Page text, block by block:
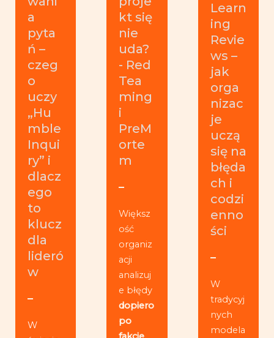
a
pyta
ń –
czeg
o
uczy
„Hu
mble
Inqui
ry” i
dlacz
ego
to
klucz
dla
lideró
w
W
kt się
nie
uda?
- Red
Tea
ming
i
PreM
orte
m
Większ
ość
organiz
acji
analizuj
e błędy
dopiero
po
Learn
ing
Revie
ws –
jak
orga
nizac
je
uczą
się na
błęda
ch i
codzi
enno
ści
W
tradycyj
nych
modela